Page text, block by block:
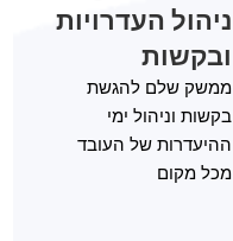
ניהול העדרויות
ובקשות
ממשק שלם להגשת
בקשות וניהול ימי
ההיעדרות של העובד
מכל מקום